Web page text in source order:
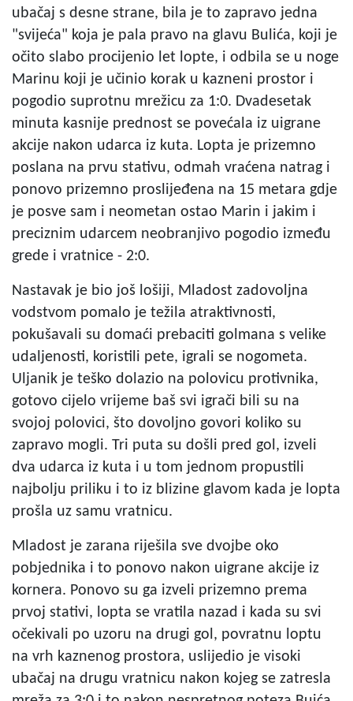
ubačaj s desne strane, bila je to zapravo jedna
"svijeća" koja je pala pravo na glavu Bulića, koji je
očito slabo procijenio let lopte, i odbila se u noge
Marinu koji je učinio korak u kazneni prostor i
pogodio suprotnu mrežicu za 1:0. Dvadesetak
minuta kasnije prednost se povećala iz uigrane
akcije nakon udarca iz kuta. Lopta je prizemno
poslana na prvu stativu, odmah vraćena natrag i
ponovo prizemno proslijeđena na 15 metara gdje
je posve sam i neometan ostao Marin i jakim i
preciznim udarcem neobranjivo pogodio između
grede i vratnice - 2:0.
Nastavak je bio još lošiji, Mladost zadovoljna
vodstvom pomalo je težila atraktivnosti,
pokušavali su domaći prebaciti golmana s velike
udaljenosti, koristili pete, igrali se nogometa.
Uljanik je teško dolazio na polovicu protivnika,
gotovo cijelo vrijeme baš svi igrači bili su na
svojoj polovici, što dovoljno govori koliko su
zapravo mogli. Tri puta su došli pred gol, izveli
dva udarca iz kuta i u tom jednom propustili
najbolju priliku i to iz blizine glavom kada je lopta
prošla uz samu vratnicu.
Mladost je zarana riješila sve dvojbe oko
pobjednika i to ponovo nakon uigrane akcije iz
kornera. Ponovo su ga izveli prizemno prema
prvoj stativi, lopta se vratila nazad i kada su svi
očekivali po uzoru na drugi gol, povratnu loptu
na vrh kaznenog prostora, uslijedio je visoki
ubačaj na drugu vratnicu nakon kojeg se zatresla